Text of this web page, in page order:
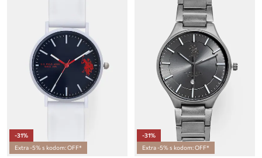
-31%
Extra -5% s kodom: OFF*
-31%
Extra -5% s kodom: OFF*